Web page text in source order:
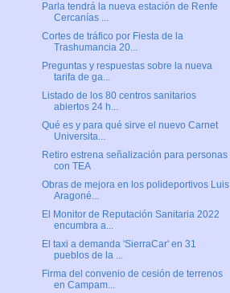
Parla tendrá la nueva estación de Renfe
Cercanías ...
Cortes de tráfico por Fiesta de la
Trashumancia 20...
Preguntas y respuestas sobre la nueva
tarifa de ga...
Listado de los 80 centros sanitarios
abiertos 24 h...
Qué es y para qué sirve el nuevo Carnet
Universita...
Retiro estrena señalización para personas
con TEA
Obras de mejora en los polideportivos Luis
Aragoné...
El Monitor de Reputación Sanitaria 2022
encumbra a...
El taxi a demanda 'SierraCar' en 31
pueblos de la ...
Firma del convenio de cesión de terrenos
en Campam...